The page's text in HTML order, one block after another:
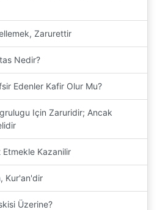
Zarurettir
Nedir?
Edenler Kafir Olur Mu?
Için Zaruridir; Ancak
Kazanilir
Kur'an'dir
Üzerine?